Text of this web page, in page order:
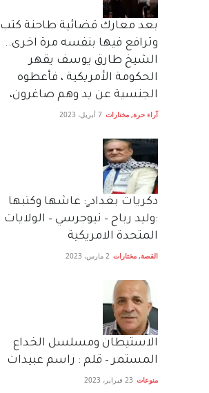
بعد معارك قضائية طاحنة كتب
وترافع فيها بنفسه مرة اخرى..
الشيخ طارق يوسف يقهر
الحكومة الأمريكية ، فأعطوه
الجنسية عن يد وهم صاغرون،
آراء حرة, مختارات 7 أبريل، 2023
دكريات بغداد ٍ: عاشها وكتبها
:وليد رباح – نيوجرسي – الولايات
المتحدة الامريكية
القصة, مختارات 2 مارس، 2023
الاستيطان ومسلسل الخداع
المستمر – قلم : راسم عبيدات
منوعات 23 فبراير، 2023